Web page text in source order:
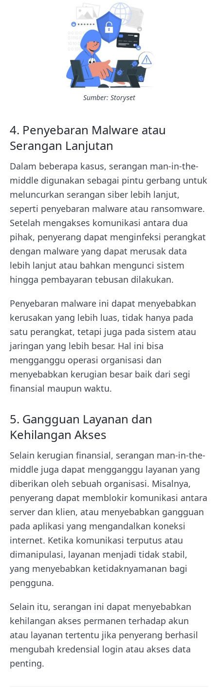
Sumber: Storyset
4. Penyebaran Malware atau
Serangan Lanjutan
Dalam beberapa kasus, serangan man-in-the-
middle digunakan sebagai pintu gerbang untuk
meluncurkan serangan siber lebih lanjut,
seperti penyebaran malware atau ransomware.
Setelah mengakses komunikasi antara dua
pihak, penyerang dapat menginfeksi perangkat
dengan malware yang dapat merusak data
lebih lanjut atau bahkan mengunci sistem
hingga pembayaran tebusan dilakukan.
Penyebaran malware ini dapat menyebabkan
kerusakan yang lebih luas, tidak hanya pada
satu perangkat, tetapi juga pada sistem atau
jaringan yang lebih besar. Hal ini bisa
mengganggu operasi organisasi dan
menyebabkan kerugian besar baik dari segi
finansial maupun waktu.
5. Gangguan Layanan dan
Kehilangan Akses
Selain kerugian finansial, serangan man-in-the-
middle juga dapat mengganggu layanan yang
diberikan oleh sebuah organisasi. Misalnya,
penyerang dapat memblokir komunikasi antara
server dan klien, atau menyebabkan gangguan
pada aplikasi yang mengandalkan koneksi
internet. Ketika komunikasi terputus atau
dimanipulasi, layanan menjadi tidak stabil,
yang menyebabkan ketidaknyamanan bagi
pengguna.
Selain itu, serangan ini dapat menyebabkan
kehilangan akses permanen terhadap akun
atau layanan tertentu jika penyerang berhasil
mengubah kredensial login atau akses data
penting.